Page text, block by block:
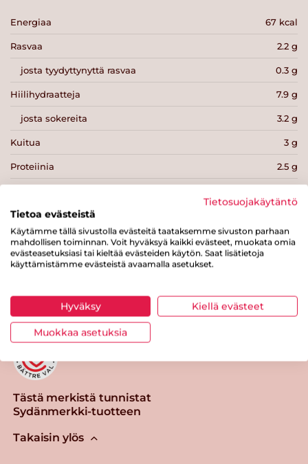
Energiaa 67 kcal
Rasvaa 2.2 g
josta tyydyttynyttä rasvaa 0.3 g
Hiilihydraatteja 7.9 g
josta sokereita 3.2 g
Kuitua 3 g
Proteiinia 2.5 g
Tulosta sivu Jaa tuote
Tästä merkistä tunnistat
Sydänmerkki-tuotteen
Takaisin ylös
Tietosuojakäytäntö
Tietoa evästeistä
Käytämme tällä sivustolla evästeitä taataksemme sivuston parhaan
mahdollisen toiminnan. Voit hyväksyä kaikki evästeet, muokata omia
evästeasetuksiasi tai kieltää evästeiden käytön. Saat lisätietoja
käyttämistämme evästeistä avaamalla asetukset.
Hyväksy Kiellä evästeet
Muokkaa asetuksia